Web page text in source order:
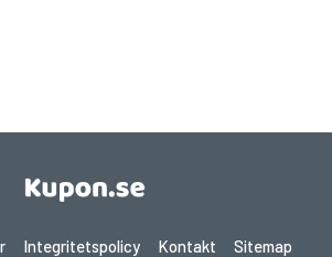
Integritetspolicy Kontakt Sitemap